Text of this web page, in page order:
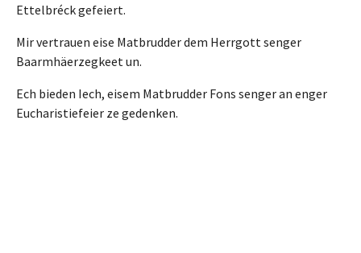
Ettelbréck gefeiert.
Mir vertrauen eise Matbrudder dem Herrgott senger
Baarmhäerzegkeet un.
Ech bieden Iech, eisem Matbrudder Fons senger an enger
Eucharistiefeier ze gedenken.